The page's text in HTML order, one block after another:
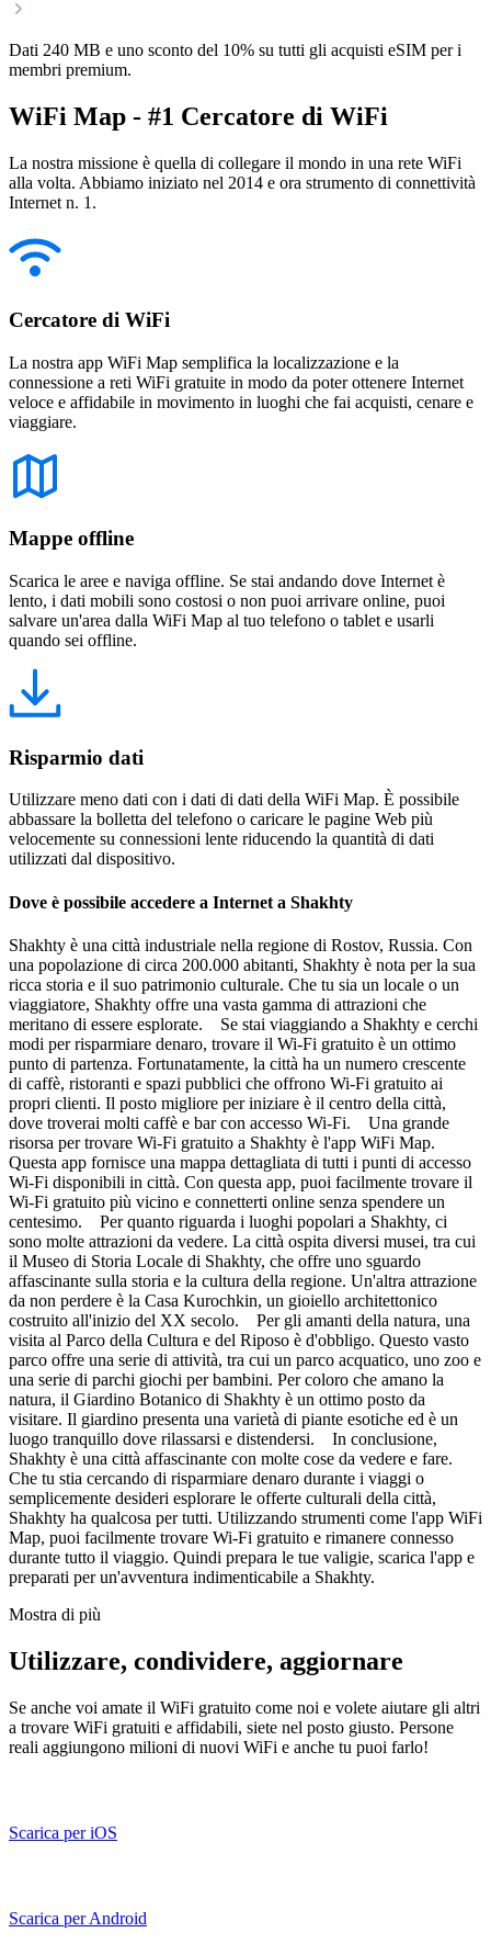
Dati 240 MB e uno sconto del 10% su tutti gli acquisti eSIM per i
membri premium.
WiFi Map - #1 Cercatore di WiFi
La nostra missione è quella di collegare il mondo in una rete WiFi
alla volta. Abbiamo iniziato nel 2014 e ora strumento di connettività
Internet n. 1.
Cercatore di WiFi
La nostra app WiFi Map semplifica la localizzazione e la
connessione a reti WiFi gratuite in modo da poter ottenere Internet
veloce e affidabile in movimento in luoghi che fai acquisti, cenare e
viaggiare.
Mappe offline
Scarica le aree e naviga offline. Se stai andando dove Internet è
lento, i dati mobili sono costosi o non puoi arrivare online, puoi
salvare un'area dalla WiFi Map al tuo telefono o tablet e usarli
quando sei offline.
Risparmio dati
Utilizzare meno dati con i dati di dati della WiFi Map. È possibile
abbassare la bolletta del telefono o caricare le pagine Web più
velocemente su connessioni lente riducendo la quantità di dati
utilizzati dal dispositivo.
Dove è possibile accedere a Internet a Shakhty
Shakhty è una città industriale nella regione di Rostov, Russia. Con
una popolazione di circa 200.000 abitanti, Shakhty è nota per la sua
ricca storia e il suo patrimonio culturale. Che tu sia un locale o un
viaggiatore, Shakhty offre una vasta gamma di attrazioni che
meritano di essere esplorate. Se stai viaggiando a Shakhty e cerchi
modi per risparmiare denaro, trovare il Wi-Fi gratuito è un ottimo
punto di partenza. Fortunatamente, la città ha un numero crescente
di caffè, ristoranti e spazi pubblici che offrono Wi-Fi gratuito ai
propri clienti. Il posto migliore per iniziare è il centro della città,
dove troverai molti caffè e bar con accesso Wi-Fi. Una grande
risorsa per trovare Wi-Fi gratuito a Shakhty è l'app WiFi Map.
Questa app fornisce una mappa dettagliata di tutti i punti di accesso
Wi-Fi disponibili in città. Con questa app, puoi facilmente trovare il
Wi-Fi gratuito più vicino e connetterti online senza spendere un
centesimo. Per quanto riguarda i luoghi popolari a Shakhty, ci
sono molte attrazioni da vedere. La città ospita diversi musei, tra cui
il Museo di Storia Locale di Shakhty, che offre uno sguardo
affascinante sulla storia e la cultura della regione. Un'altra attrazione
da non perdere è la Casa Kurochkin, un gioiello architettonico
costruito all'inizio del XX secolo. Per gli amanti della natura, una
visita al Parco della Cultura e del Riposo è d'obbligo. Questo vasto
parco offre una serie di attività, tra cui un parco acquatico, uno zoo e
una serie di parchi giochi per bambini. Per coloro che amano la
natura, il Giardino Botanico di Shakhty è un ottimo posto da
visitare. Il giardino presenta una varietà di piante esotiche ed è un
luogo tranquillo dove rilassarsi e distendersi. In conclusione,
Shakhty è una città affascinante con molte cose da vedere e fare.
Che tu stia cercando di risparmiare denaro durante i viaggi o
semplicemente desideri esplorare le offerte culturali della città,
Shakhty ha qualcosa per tutti. Utilizzando strumenti come l'app WiFi
Map, puoi facilmente trovare Wi-Fi gratuito e rimanere connesso
durante tutto il viaggio. Quindi prepara le tue valigie, scarica l'app e
preparati per un'avventura indimenticabile a Shakhty.
Mostra di più
Utilizzare, condividere, aggiornare
Se anche voi amate il WiFi gratuito come noi e volete aiutare gli altri
a trovare WiFi gratuiti e affidabili, siete nel posto giusto. Persone
reali aggiungono milioni di nuovi WiFi e anche tu puoi farlo!
Scarica per iOS
Scarica per Android